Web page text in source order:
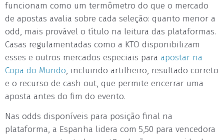
funcionam como um termômetro do que o mercado
de apostas avalia sobre cada seleção: quanto menor a
odd, mais provável o título na leitura das plataformas.
Casas regulamentadas como a KTO disponibilizam
esses e outros mercados especiais para apostar na
Copa do Mundo, incluindo artilheiro, resultado correto
e o recurso de cash out, que permite encerrar uma
aposta antes do fim do evento.
Nas odds disponíveis para posição final na
plataforma, a Espanha lidera com 5,50 para vencedora